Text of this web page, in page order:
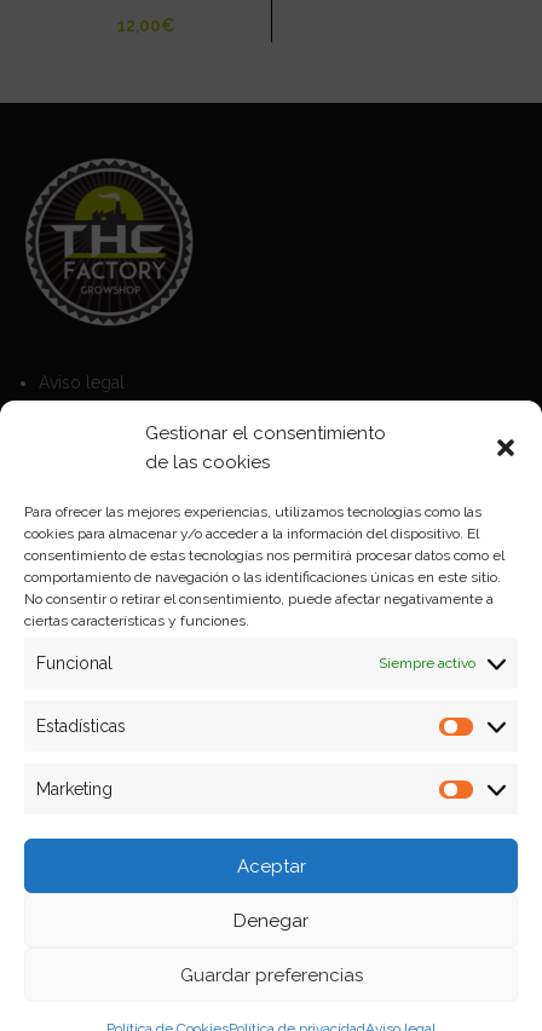
Gestionar el consentimiento
de las cookies
Para ofrecer las mejores experiencias, utilizamos tecnologías como las
cookies para almacenar y/o acceder a la información del dispositivo. El
consentimiento de estas tecnologías nos permitirá procesar datos como el
comportamiento de navegación o las identificaciones únicas en este sitio.
No consentir o retirar el consentimiento, puede afectar negativamente a
ciertas características y funciones.
Funcional Siempre activo
Estadísticas
Marketing
Aceptar
Denegar
Guardar preferencias
€
Aviso legal
Política de privacidad
Formas de pago
Plazos y condiciones de envio
Politica de devoluciones